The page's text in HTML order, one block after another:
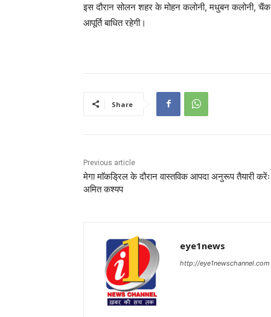
इस दौरान सोलन शहर के मोहन कलोनी, मधुबन कलोनी, चैंक
आपूर्ति बाधित रहेगी।
Share
Previous article
मेगा माॅकड्रिल के दौरान वास्तविक आपदा अनुरूप तैयारी करेंः
अमित कश्यप
eye1news
http://eye1newschannel.com